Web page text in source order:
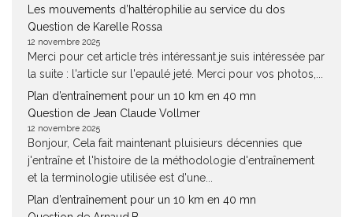
Les mouvements d’haltérophilie au service du dos
Question de Karelle Rossa
12 novembre 2025
Merci pour cet article très intéressant.je suis intéressée par
la suite : l'article sur l'epaulé jeté. Merci pour vos photos,...
Plan d’entraînement pour un 10 km en 40 mn
Question de Jean Claude Vollmer
12 novembre 2025
Bonjour, Cela fait maintenant pluisieurs décennies que
j'entraîne et l'histoire de la méthodologie d'entraînement
et la terminologie utilisée est d'une...
Plan d’entraînement pour un 10 km en 40 mn